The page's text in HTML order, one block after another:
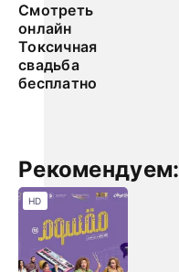
Смотреть
онлайн
Токсичная
свадьба
бесплатно
Рекомендуем:
HD